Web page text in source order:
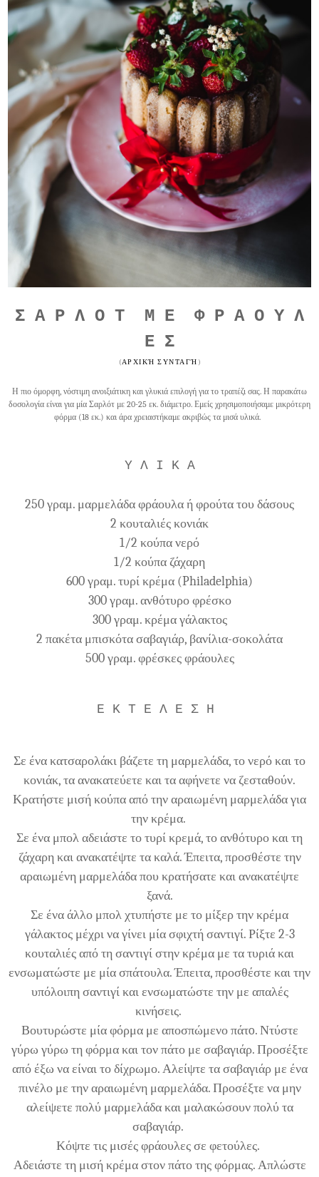
Σ Α Ρ Λ Ο Τ Μ Ε Φ Ρ Α Ο Υ Λ
Ε Σ
(ΑΡΧΙΚΉ ΣΥΝΤΑΓΉ )
Η πιο όμορφη, νόστιμη ανοιξιάτικη και γλυκιά επιλογή για το τραπέζι σας. Η παρακάτω
δοσολογία είναι για μία Σαρλότ με 20-25 εκ. διάμετρο. Εμείς χρησιμοποιήσαμε μικρότερη
φόρμα (18 εκ.) και άρα χρειαστήκαμε ακριβώς τα μισά υλικά.
Υ Λ Ι Κ Α
250 γραμ. μαρμελάδα φράουλα ή φρούτα του δάσους
2 κουταλιές κονιάκ
1/2 κούπα νερό
1/2 κούπα ζάχαρη
600 γραμ. τυρί κρέμα (Philadelphia)
300 γραμ. ανθότυρο φρέσκο
300 γραμ. κρέμα γάλακτος
2 πακέτα μπισκότα σαβαγιάρ, βανίλια-σοκολάτα
500 γραμ. φρέσκες φράουλες
E K T E Λ Ε Σ Η
Σε ένα κατσαρολάκι βάζετε τη μαρμελάδα, το νερό και το
κονιάκ, τα ανακατεύετε και τα αφήνετε να ζεσταθούν.
Κρατήστε μισή κούπα από την αραιωμένη μαρμελάδα για
την κρέμα.
Σε ένα μπολ αδειάστε το τυρί κρεμά, το ανθότυρο και τη
ζάχαρη και ανακατέψτε τα καλά. Έπειτα, προσθέστε την
αραιωμένη μαρμελάδα που κρατήσατε και ανακατέψτε
ξανά.
Σε ένα άλλο μπολ χτυπήστε με το μίξερ την κρέμα
γάλακτος μέχρι να γίνει μία σφιχτή σαντιγί. Ρίξτε 2-3
κουταλιές από τη σαντιγί στην κρέμα με τα τυριά και
ενσωματώστε με μία σπάτουλα. Έπειτα, προσθέστε και την
υπόλοιπη σαντιγί και ενσωματώστε την με απαλές
κινήσεις.
Βουτυρώστε μία φόρμα με αποσπώμενο πάτo. Ντύστε
γύρω γύρω τη φόρμα και τον πάτο με σαβαγιάρ. Προσέξτε
από έξω να είναι το δίχρωμο. Αλείψτε τα σαβαγιάρ με ένα
πινέλο με την αραιωμένη μαρμελάδα. Προσέξτε να μην
αλείψετε πολύ μαρμελάδα και μαλακώσουν πολύ τα
σαβαγιάρ.
Κόψτε τις μισές φράουλες σε φετούλες.
Αδειάστε τη μισή κρέμα στον πάτο της φόρμας. Απλώστε